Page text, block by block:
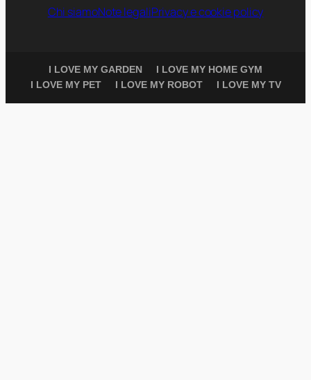
Chi siamoNote legaliPrivacy e cookie policy
I LOVE MY GARDEN
I LOVE MY HOME GYM
I LOVE MY PET
I LOVE MY ROBOT I LOVE MY TV